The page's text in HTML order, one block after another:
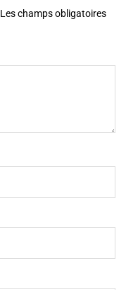
Les champs obligatoires